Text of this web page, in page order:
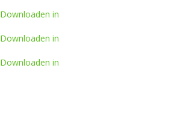
Downloaden in
Downloaden in
Downloaden in